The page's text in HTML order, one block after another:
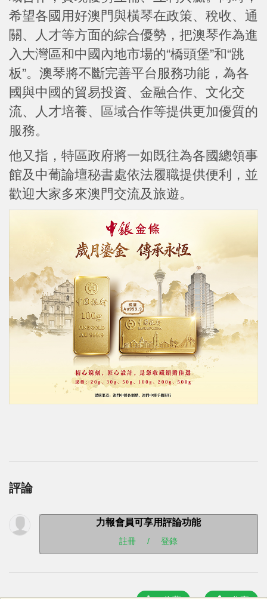
希望各國用好澳門與橫琴在政策、稅收、通
關、人才等方面的綜合優勢，把澳琴作為進
入大灣區和中國內地市場的“橋頭堡”和“跳
板”。澳琴將不斷完善平台服務功能，為各
國與中國的貿易投資、金融合作、文化交
流、人才培養、區域合作等提供更加優質的
服務。
他又指，特區政府將一如既往為各國總領事
館及中葡論壇秘書處依法履職提供便利，並
歡迎大家多來澳門交流及旅遊。
評論
力報會員可享用評論功能
註冊 / 登錄